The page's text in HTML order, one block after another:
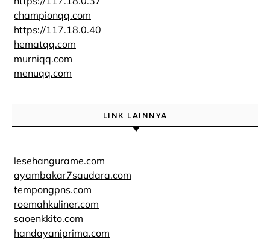
championqq.com
https://117.18.0.40
hematqq.com
murniqq.com
menuqq.com
LINK LAINNYA
lesehangurame.com
ayambakar7saudara.com
tempongpns.com
roemahkuliner.com
saoenkkito.com
handayaniprima.com